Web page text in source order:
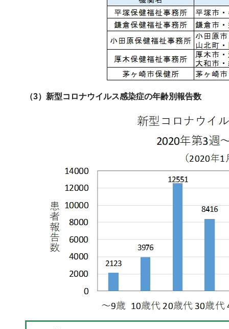
（3）新型コロナウイルス感染症の年齢別報告数